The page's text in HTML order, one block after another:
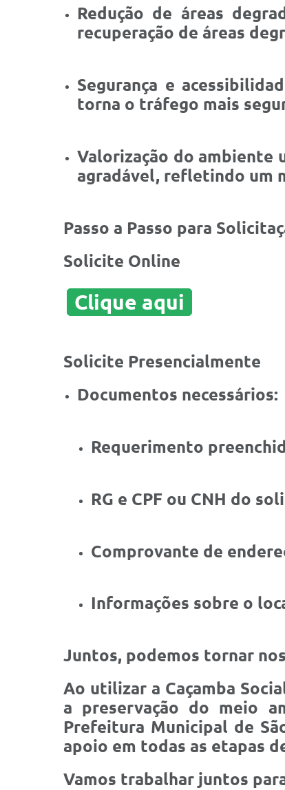
Redução de áreas
recuperação de áreas
Segurança e
torna o tráfego mais
Valorização do ambiente
agradável, refletindo um
Passo a Passo para
Solicite Online
Clique aqui
Solicite Presencialmente
Documentos necessários:
Requerimento
RG e CPF ou CNH do
Comprovante de
Informações sobre o
Juntos, podemos tornar
Ao utilizar a Caçamba
a preservação do meio
Prefeitura Municipal de
apoio em todas as etapas
Vamos trabalhar juntos